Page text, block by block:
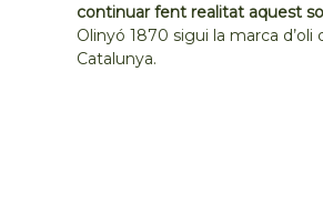
continuar fent realitat aquest
Olinyó 1870 sigui la marca d’oli
Catalunya.